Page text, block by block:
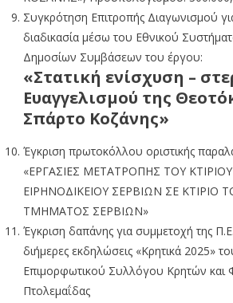
Συγκρότηση Επιτροπής Διαγωνισμού
διαδικασία μέσω του Εθνικού
Δημοσίων Συμβάσεων του έργου:
«Στατική ενίσχυση –
Ευαγγελισμού της
Σπάρτο Κοζάνης»
Έγκριση πρωτοκόλλου οριστικής
«ΕΡΓΑΣΙΕΣ ΜΕΤΑΤΡΟΠΗΣ ΤΟΥ
ΕΙΡΗΝΟΔΙΚΕΙΟΥ ΣΕΡΒΙΩΝ ΣΕ ΚΤΙΡΙΟ
ΤΜΗΜΑΤΟΣ ΣΕΡΒΙΩΝ»
Έγκριση δαπάνης για συμμετοχή της
διήμερες εκδηλώσεις «Κρητικά 2025»
Επιμορφωτικού Συλλόγου Κρητών και
Πτολεμαΐδας